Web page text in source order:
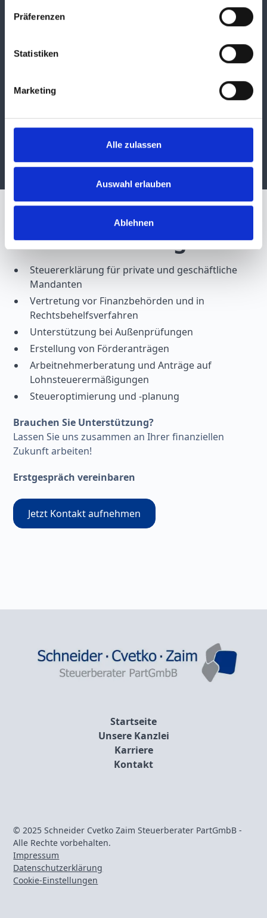
Präferenzen
Statistiken
Marketing
Alle zulassen
Auswahl erlauben
Ablehnen
Prüfungen? Kein Problem!
Bei Außenprüfungen oder rechtlichen Fragen sind
wir Ihr starker Partner und vertreten Ihre Interessen
stets mit einem Lächeln.
Unsere Leistungen
Steuererklärung für private und geschäftliche
Mandanten
Vertretung vor Finanzbehörden und in
Rechtsbehelfsverfahren
Unterstützung bei Außenprüfungen
Erstellung von Förderanträgen
Arbeitnehmerberatung und Anträge auf
Lohnsteuerermäßigungen
Steueroptimierung und -planung
Brauchen Sie Unterstützung?
Lassen Sie uns zusammen an Ihrer finanziellen
Zukunft arbeiten!
Erstgespräch vereinbaren
Jetzt Kontakt aufnehmen
Startseite
Unsere Kanzlei
Karriere
Kontakt
© 2025 Schneider Cvetko Zaim Steuerberater PartGmbB -
Alle Rechte vorbehalten.
Impressum
Datenschutzerklärung
Cookie-Einstellungen